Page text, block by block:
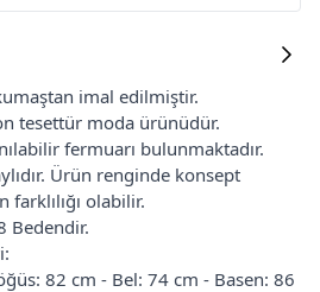
imal edilmiştir.
tesettür moda ürünüdür.
fermuarı bulunmaktadır.
Ürün renginde konsept
olabilir.
Bedendir.
82 cm - Bel: 74 cm - Basen: 86